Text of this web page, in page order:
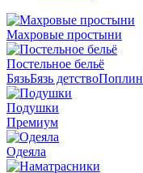
Махровые простыни
Постельное бельё
БязьБязь детствоПоплин
Подушки
Премиум
Одеяла